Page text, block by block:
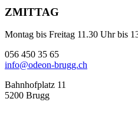
ZMITTAG
Montag bis Freitag 11.30 Uhr bis
056 450 35 65
info@odeon-brugg.ch
Bahnhofplatz 11
5200 Brugg